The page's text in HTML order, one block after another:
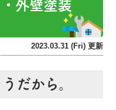
外壁塗装
2023.03.31 (Fri) 更新
だから。